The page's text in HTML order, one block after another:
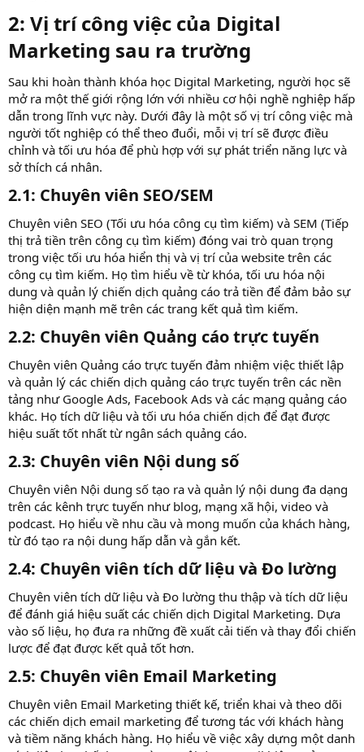
2: Vị trí công việc của Digital
Marketing sau ra trường​
Sau khi hoàn thành khóa học Digital Marketing, người học sẽ
mở ra một thế giới rộng lớn với nhiều cơ hội nghề nghiệp hấp
dẫn trong lĩnh vực này. Dưới đây là một số vị trí công việc mà
người tốt nghiệp có thể theo đuổi, mỗi vị trí sẽ được điều
chỉnh và tối ưu hóa để phù hợp với sự phát triển năng lực và
sở thích cá nhân.
2.1: Chuyên viên SEO/SEM​
Chuyên viên SEO (Tối ưu hóa công cụ tìm kiếm) và SEM (Tiếp
thị trả tiền trên công cụ tìm kiếm) đóng vai trò quan trọng
trong việc tối ưu hóa hiển thị và vị trí của website trên các
công cụ tìm kiếm. Họ tìm hiểu về từ khóa, tối ưu hóa nội
dung và quản lý chiến dịch quảng cáo trả tiền để đảm bảo sự
hiện diện mạnh mẽ trên các trang kết quả tìm kiếm.
2.2: Chuyên viên Quảng cáo trực tuyến​
Chuyên viên Quảng cáo trực tuyến đảm nhiệm việc thiết lập
và quản lý các chiến dịch quảng cáo trực tuyến trên các nền
tảng như Google Ads, Facebook Ads và các mạng quảng cáo
khác. Họ tích dữ liệu và tối ưu hóa chiến dịch để đạt được
hiệu suất tốt nhất từ ngân sách quảng cáo.
2.3: Chuyên viên Nội dung số​
Chuyên viên Nội dung số tạo ra và quản lý nội dung đa dạng
trên các kênh trực tuyến như blog, mạng xã hội, video và
podcast. Họ hiểu về nhu cầu và mong muốn của khách hàng,
từ đó tạo ra nội dung hấp dẫn và gắn kết.
2.4: Chuyên viên tích dữ liệu và Đo lường​
Chuyên viên tích dữ liệu và Đo lường thu thập và tích dữ liệu
để đánh giá hiệu suất các chiến dịch Digital Marketing. Dựa
vào số liệu, họ đưa ra những đề xuất cải tiến và thay đổi chiến
lược để đạt được kết quả tốt hơn.
2.5: Chuyên viên Email Marketing​
Chuyên viên Email Marketing thiết kế, triển khai và theo dõi
các chiến dịch email marketing để tương tác với khách hàng
và tiềm năng khách hàng. Họ hiểu về việc xây dựng một danh